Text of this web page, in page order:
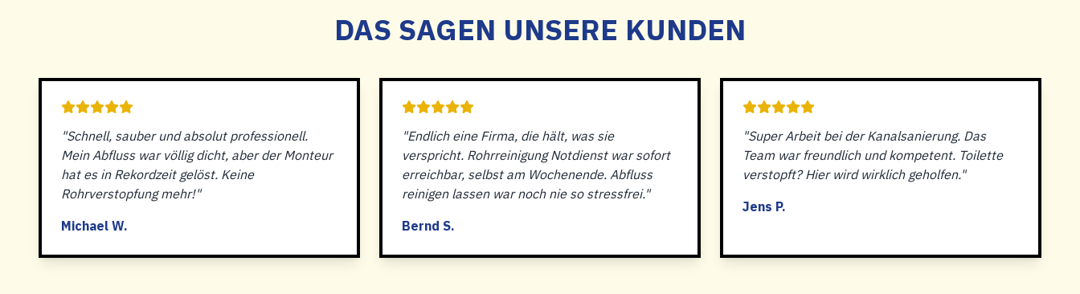
DAS SAGEN UNSERE KUNDEN
"Schnell, sauber und absolut professionell.
Mein Abfluss war völlig dicht, aber der Monteur
hat es in Rekordzeit gelöst. Keine
Rohrverstopfung mehr!"
Michael W.
"Endlich eine Firma, die hält, was sie
verspricht. Rohrreinigung Notdienst war sofort
erreichbar, selbst am Wochenende. Abfluss
reinigen lassen war noch nie so stressfrei."
Bernd S.
"Super Arbeit bei der Kanalsanierung. Das
Team war freundlich und kompetent. Toilette
verstopft? Hier wird wirklich geholfen."
Jens P.